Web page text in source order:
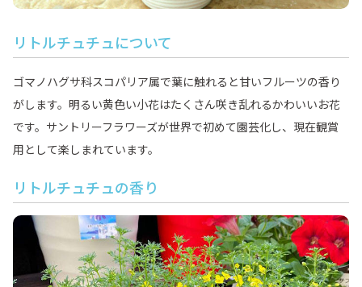
リトルチュチュについて
ゴマノハグサ科スコパリア属で葉に触れると甘いフルーツの香り
がします。明るい黄色い小花はたくさん咲き乱れるかわいいお花
です。サントリーフラワーズが世界で初めて園芸化し、現在観賞
用として楽しまれています。
リトルチュチュの香り